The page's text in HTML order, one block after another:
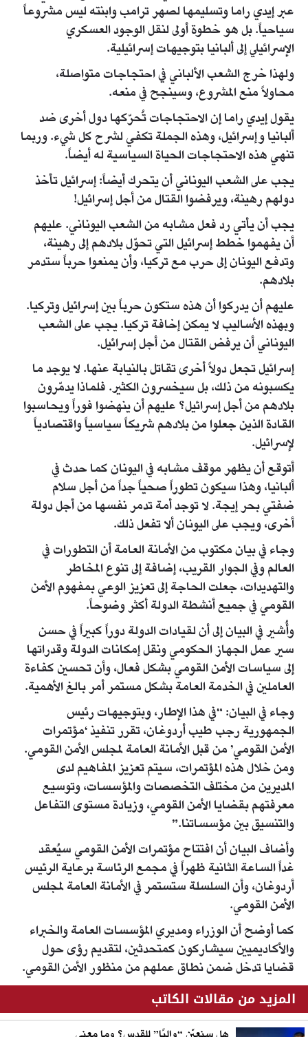
عبر إيدي راما وتسليمها لصهر ترامب وابنته ليس مشروعاً
سياحياً. بل هو خطوة أولى لنقل الوجود العسكري
الإسرائيلي إلى ألبانيا بتوجيهات إسرائيلية.
ولهذا خرج الشعب الألباني في احتجاجات متواصلة،
محاولاً منع المشروع، وسينجح في منعه.
يقول إيدي راما إن الاحتجاجات تُحرّكها دول أخرى ضد
ألبانيا وإسرائيل، وهذه الجملة تكفي لشرح كل شيء. وربما
تنهي هذه الاحتجاجات الحياة السياسية له أيضاً.
يجب على الشعب اليوناني أن يتحرك أيضاً: إسرائيل تأخذ
دولهم رهينة، ويرفضوا القتال من أجل إسرائيل!
يجب أن يأتي رد فعل مشابه من الشعب اليوناني. عليهم
أن يفهموا خطط إسرائيل التي تحوّل بلادهم إلى رهينة،
وتدفع اليونان إلى حرب مع تركيا، وأن يمنعوا حرباً ستدمر
بلادهم.
عليهم أن يدركوا أن هذه ستكون حرباً بين إسرائيل وتركيا.
وبهذه الأساليب لا يمكن إخافة تركيا. يجب على الشعب
اليوناني أن يرفض القتال من أجل إسرائيل.
إسرائيل تجعل دولاً أخرى تقاتل بالنيابة عنها. لا يوجد ما
يكسبونه من ذلك، بل سيخسرون الكثير. فلماذا يدمّرون
بلادهم من أجل إسرائيل؟ عليهم أن ينهضوا فوراً ويحاسبوا
القادة الذين جعلوا من بلادهم شريكاً سياسياً واقتصادياً
لإسرائيل.
أتوقع أن يظهر موقف مشابه في اليونان كما حدث في
ألبانيا، وهذا سيكون تطوراً صحياً جداً من أجل سلام
ضفتي بحر إيجة. لا توجد أمة تدمر نفسها من أجل دولة
أخرى، ويجب على اليونان ألا تفعل ذلك.
وجاء في بيان مكتوب من الأمانة العامة أن التطورات في
العالم وفي الجوار القريب، إضافة إلى تنوع المخاطر
والتهديدات، جعلت الحاجة إلى تعزيز الوعي بمفهوم الأمن
القومي في جميع أنشطة الدولة أكثر وضوحاً.
وأُشير في البيان إلى أن لقيادات الدولة دوراً كبيراً في حسن
سير عمل الجهاز الحكومي ونقل إمكانات الدولة وقدراتها
إلى سياسات الأمن القومي بشكل فعال، وأن تحسين كفاءة
العاملين في الخدمة العامة بشكل مستمر أمر بالغ الأهمية.
وجاء في البيان: “في هذا الإطار، وبتوجيهات رئيس
الجمهورية رجب طيب أردوغان، تقرر تنفيذ ‘مؤتمرات
الأمن القومي’ من قبل الأمانة العامة لمجلس الأمن القومي.
ومن خلال هذه المؤتمرات، سيتم تعزيز المفاهيم لدى
المديرين من مختلف التخصصات والمؤسسات، وتوسيع
معرفتهم بقضايا الأمن القومي، وزيادة مستوى التفاعل
والتنسيق بين مؤسساتنا.”
وأضاف البيان أن افتتاح مؤتمرات الأمن القومي سيُعقد
غداً الساعة الثانية ظهراً في مجمع الرئاسة برعاية الرئيس
أردوغان، وأن السلسلة ستستمر في الأمانة العامة لمجلس
الأمن القومي.
كما أوضح أن الوزراء ومديري المؤسسات العامة والخبراء
والأكاديميين سيشاركون كمتحدثين، لتقديم رؤى حول
قضايا تدخل ضمن نطاق عملهم من منظور الأمن القومي.
المزيد من مقالات الكاتب